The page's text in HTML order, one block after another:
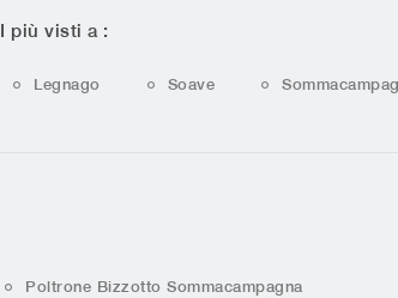
I più visti a :
Legnago Soave
Poltrone Bizzotto Sommacampagna